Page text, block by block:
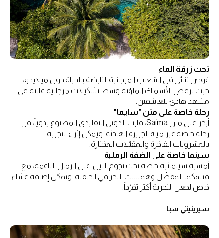
تحت زرقة الماء
غوص ثنائي في الشعاب المرجانية النابضة بالحياة حول ميلايدو،
حيث ترقص الأسماك الملوّنة وسط تشكيلات مرجانية فاتنة في
مشهد هادئ للعاشقين.
رحلة خاصة على متن "سايما"
أبحرا على متن Saima، قارب الدوني التقليدي المصنوع يدوياً، في
رحلة خاصة عبر مياه الجزيرة الهادئة. ويمكن إثراء التجربة
بالمشروبات الفاخرة والمقبّلات المختارة.
سينما خاصة على الضفة الرملية
أمسية سينمائية خاصة تحت نجوم الليل، على الرمال الناعمة، مع
فيلمكما المفضّل وهمسات البحر في الخلفية. ويمكن إضافة عشاء
خاص لجعل التجربة أكثر تفرّداً.
سيرينيتي سبا